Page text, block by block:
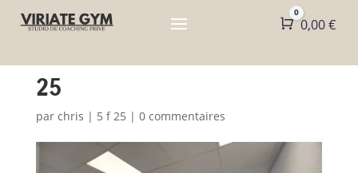
Panier
0
0,00€
25
par chris | 5 f 25 | 0 commentaires